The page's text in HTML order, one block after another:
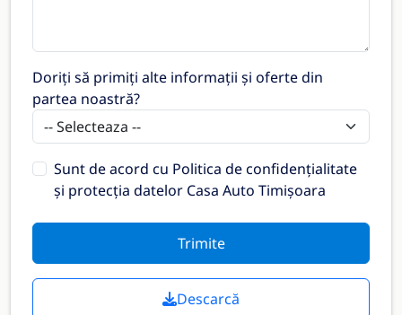
Doriți să primiți alte informații și oferte din
partea noastră?
Sunt de acord cu Politica de confidențialitate
și protecția datelor Casa Auto Timișoara
Trimite
Descarcă